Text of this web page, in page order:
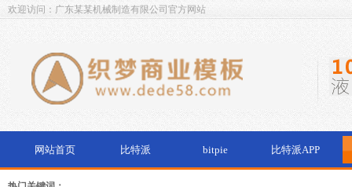
欢迎访问：广东某某机械制造有限公司官方网站
网站首页 比特派 bitpie 比特派APP